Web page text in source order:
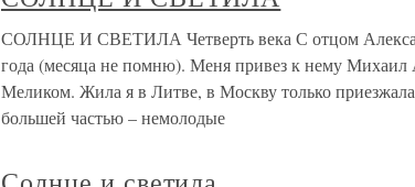
СОЛНЦЕ И СВЕТИЛА Четверть века С отцом
года (месяца не помню). Меня привез к нему Михаил
Меликом. Жила я в Литве, в Москву только
большей частью – немолодые